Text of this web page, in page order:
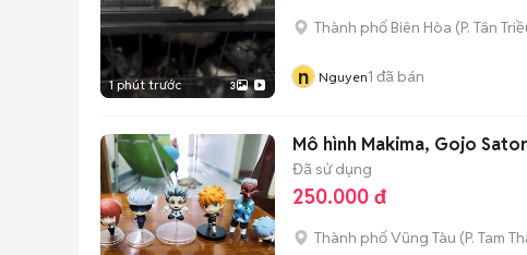
1 phút trước 3
Thành phố Biên Hòa (P. Tân
n Nguyen1 đã bán
Mô hình Makima, Gojo
Đã sử dụng
250.000 đ
Thành phố Vũng Tàu (P. Tam